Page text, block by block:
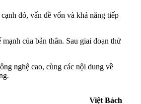
đó, vấn đề vốn và khả năng tiếp
của bản thân. Sau giai đoạn thử
nghệ cao, cùng các nội dung về
Việt Bách